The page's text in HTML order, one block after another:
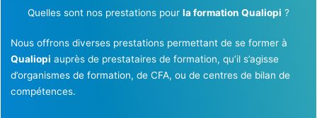
Quelles sont nos prestations pour la formation Qualiopi ?
Nous offrons diverses prestations permettant de se former à
Qualiopi auprès de prestataires de formation, qu’il s’agisse
d’organismes de formation, de CFA, ou de centres de bilan de
compétences.